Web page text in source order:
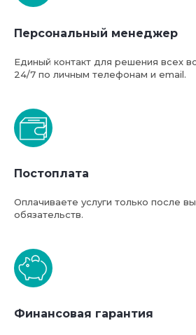
Персональный менеджер
Единый контакт для решения всех
24/7 по личным телефонам и email.
Постоплата
Оплачиваете услуги только после
обязательств.
Финансовая гарантия